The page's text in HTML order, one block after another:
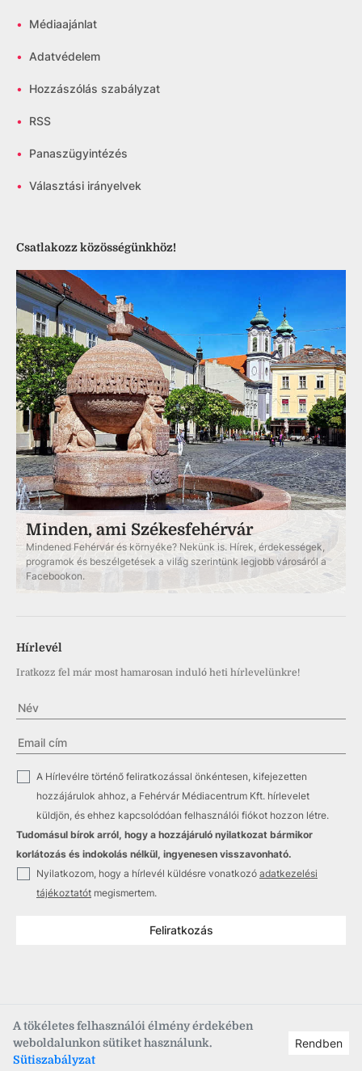
A tökéletes felhasználói élmény érdekében
weboldalunkon sütiket használunk.
Sütiszabályzat
Rendben
• Médiaajánlat
• Adatvédelem
• Hozzászólás szabályzat
• RSS
• Panaszügyintézés
• Választási irányelvek
Csatlakozz közösségünkhöz!
Minden, ami Székesfehérvár
Mindened Fehérvár és környéke? Nekünk is. Hírek, érdekességek,
programok és beszélgetések a világ szerintünk legjobb városáról a
Facebookon.
Hírlevél
Iratkozz fel már most hamarosan induló heti hírlevelünkre!
A Hírlevélre történő feliratkozással önkéntesen, kifejezetten
hozzájárulok ahhoz, a Fehérvár Médiacentrum Kft. hírlevelet
küldjön, és ehhez kapcsolódóan felhasználói fiókot hozzon létre.
Tudomásul bírok arról, hogy a hozzájáruló nyilatkozat bármikor
korlátozás és indokolás nélkül, ingyenesen visszavonható.
Nyilatkozom, hogy a hírlevél küldésre vonatkozó adatkezelési
tájékoztatót megismertem.
Feliratkozás
Copyright © 2021–2026 Fehérvár Médiacentrum, fmc.hu